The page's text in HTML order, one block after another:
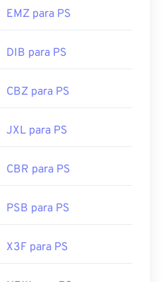
EMZ para PS
DIB para PS
CBZ para PS
JXL para PS
CBR para PS
PSB para PS
X3F para PS